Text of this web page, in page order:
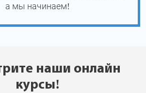
а мы начинаем!
наши онлайн
курсы!